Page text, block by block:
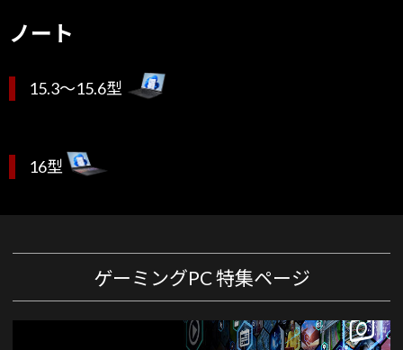
ノート
15.3～15.6型
16型
ゲーミングPC 特集ページ